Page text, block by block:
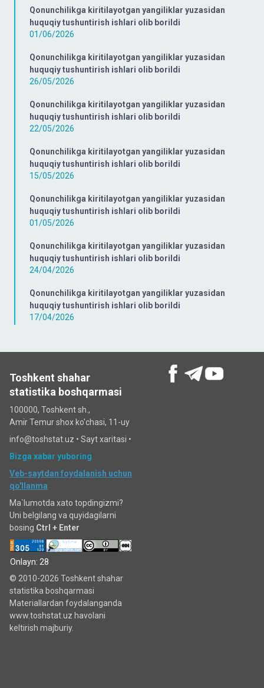
Qonunchilikga kiritilayotgan yangiliklar yuzasidan
huquqiy tushuntirish ishlari olib borildi
01/06/2026
Qonunchilikga kiritilayotgan yangiliklar yuzasidan
huquqiy tushuntirish ishlari olib borildi
26/05/2026
Qonunchilikga kiritilayotgan yangiliklar yuzasidan
huquqiy tushuntirish ishlari olib borildi
22/05/2026
Qonunchilikga kiritilayotgan yangiliklar yuzasidan
huquqiy tushuntirish ishlari olib borildi
15/05/2026
Qonunchilikga kiritilayotgan yangiliklar yuzasidan
huquqiy tushuntirish ishlari olib borildi
01/05/2026
Qonunchilikga kiritilayotgan yangiliklar yuzasidan
huquqiy tushuntirish ishlari olib borildi
24/04/2026
Qonunchilikga kiritilayotgan yangiliklar yuzasidan
huquqiy tushuntirish ishlari olib borildi
17/04/2026
Toshkent shahar
statistika boshqarmasi
100000, Toshkent sh.,
Amir Temur shox ko'chasi, 11-uy
info@toshstat.uz • Sayt xaritasi •
Bizga xabar yuboring
Veb-saytdan foydalanish uchun
qo'llanma
Ma`lumotda xato topdingizmi?
Uni belgilang va quyidagilarni
bosing Ctrl + Enter
Onlayn: 28
© 2010-2026 Toshkent shahar
statistika boshqarmasi
Materiallardan foydalanganda
www.toshstat.uz havolani
keltirish majburiy.